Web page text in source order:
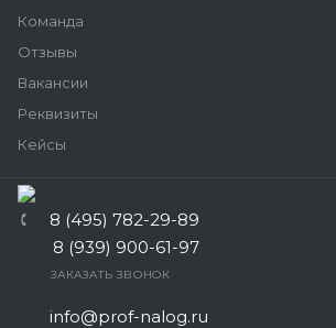
Команда
Отзывы
Вакансии
Реквизиты
Кейсы
8 (495) 782-29-89
8 (939) 900-61-97
ЗАКАЗАТЬ ЗВОНОК
info@prof-nalog.ru